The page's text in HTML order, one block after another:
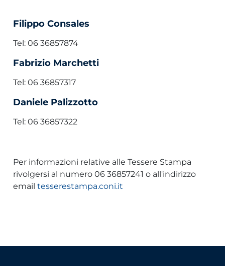
Filippo Consales
Tel: 06 36857874
Fabrizio Marchetti
Tel: 06 36857317
Daniele Palizzotto
Tel: 06 36857322
Per informazioni relative alle Tessere Stampa
rivolgersi al numero 06 36857241 o all'indirizzo
email tesserestampa.coni.it